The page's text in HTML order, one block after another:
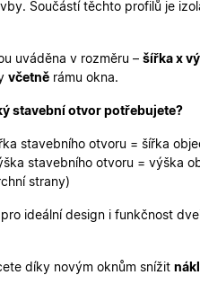
Součástí těchto profilů je
uváděna v rozměru – šířka x
včetně rámu okna.
stavební otvor potřebujete?
stavebního otvoru = šířka
stavebního otvoru = výška
strany)
pro ideální design i funkčnost
díky novým oknům snížit
týdny
.oknadverenamiru.cz
.oknadverenamiru.cz 1 měsíc
.oknadverenamiru.cz 1 měsíc
Poskytovatel
Poskytovatel /Doména
Zásadách ochrany osobních údajů